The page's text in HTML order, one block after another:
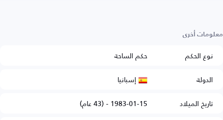
معلومات أخرى
نوع الحكم
حكم الساحة
الدولة
إسبانيا
تاريخ الميلاد
1983-01-15 - (43 عام)